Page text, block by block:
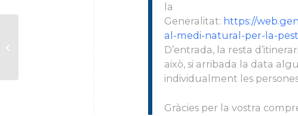
la
Generalitat: https://
al-medi-natural-per-la-
D’entrada, la resta
això, si arribada la data
individualment les
Gràcies per la vostra